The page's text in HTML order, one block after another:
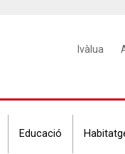
Main
Ivàlua
Educació